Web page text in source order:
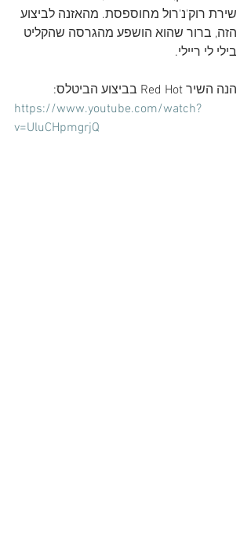
שירת רוק'נ'רול מחוספסת. מהאזנה לביצוע
הזה, ברור שהוא הושפע מהגרסה שהקליט
בילי לי ריילי.
הנה השיר Red Hot בביצוע הביטלס:
https://www.youtube.com/watch?
v=UluCHpmgrjQ